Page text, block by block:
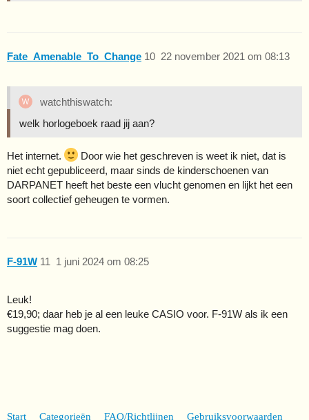
Fate_Amenable_To_Change 22 november 2021 om 08:13
10
watchthiswatch:
welk horlogeboek raad jij aan?
Het internet.
Door wie het geschreven is weet ik niet, dat is
niet echt gepubliceerd, maar sinds de kinderschoenen van
DARPANET heeft het beste een vlucht genomen en lijkt het een
soort collectief geheugen te vormen.
F-91W 1 juni 2024 om 08:25
11
Leuk!
€19,90; daar heb je al een leuke CASIO voor. F-91W als ik een
suggestie mag doen.
Start Categorieën FAQ/Richtlijnen Gebruiksvoorwaarden